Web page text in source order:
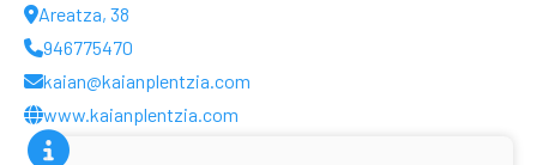
Areatza, 38
946775470
kaian@kaianplentzia.com
www.kaianplentzia.com